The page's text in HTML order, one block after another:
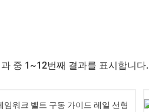
중 1~12번째 결과를 표시합니다.